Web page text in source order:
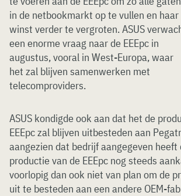
in de netbookmarkt op te vullen en haar
winst verder te vergroten. ASUS
een enorme vraag naar de EEEpc in
augustus, vooral in West-Europa, waar
het zal blijven samenwerken met
telecomproviders.
ASUS kondigde ook aan dat het de
EEEpc zal blijven uitbesteden aan
aangezien dat bedrijf aangegeven heeft
productie van de EEEpc nog steeds
voorlopig dan ook niet van plan om de
uit te besteden aan een andere OEM-